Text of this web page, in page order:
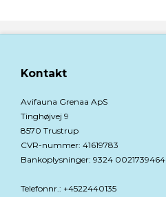
Kontakt
Avifauna Grenaa ApS
Tinghøjvej 9
8570 Trustrup
CVR-nummer: 41619783
Bankoplysninger: 9324 0021739464
Telefonnr.: +4522440135